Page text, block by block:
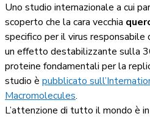
Uno studio internazionale a cui
scoperto che la cara vecchia
specifico per il virus
un effetto destabilizzante sulla
proteine fondamentali per la
studio è pubblicato
Macromolecules.
L’attenzione di tutto il mondo è